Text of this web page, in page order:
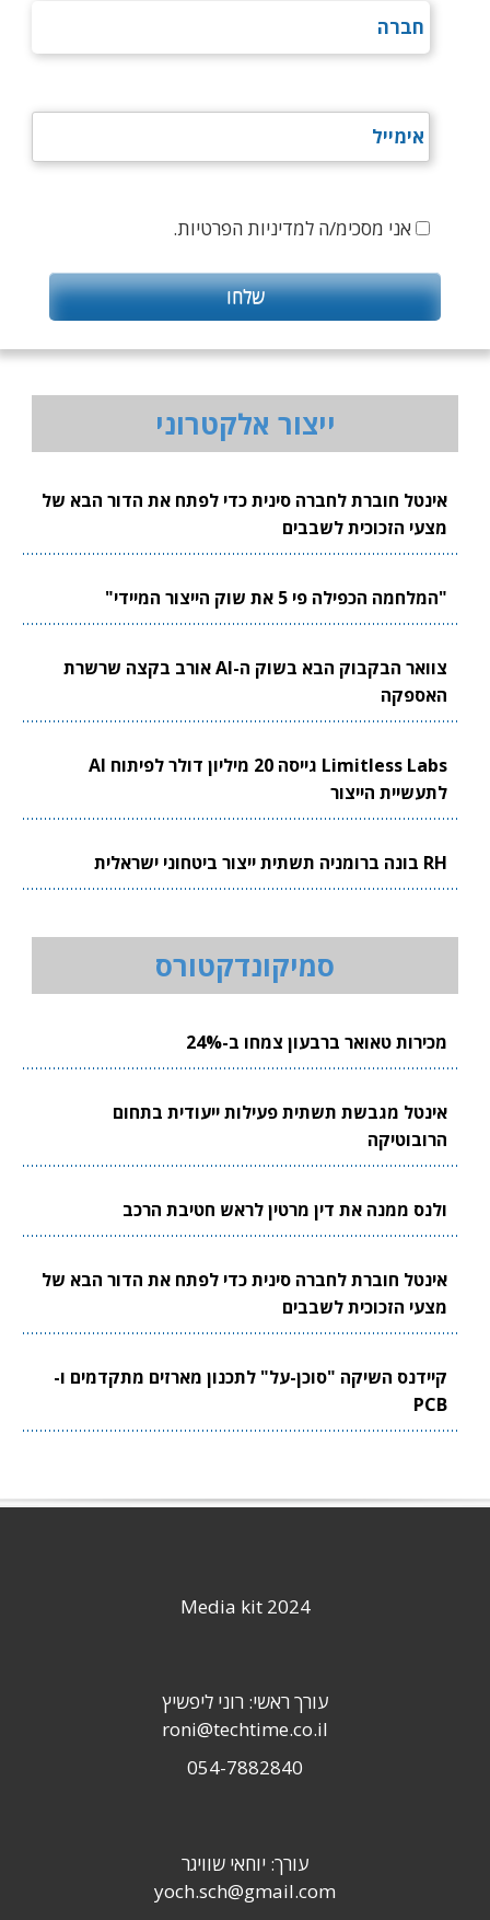
אני מסכימ/ה למדיניות הפרטיות.
ייצור אלקטרוני
אינטל חוברת לחברה סינית כדי לפתח את הדור הבא של
מצעי הזכוכית לשבבים
"המלחמה הכפילה פי 5 את שוק הייצור המיידי"
צוואר הבקבוק הבא בשוק ה-AI אורב בקצה שרשרת
האספקה
Limitless Labs גייסה 20 מיליון דולר לפיתוח AI
לתעשיית הייצור
RH בונה ברומניה תשתית ייצור ביטחוני ישראלית
סמיקונדקטורס
מכירות טאואר ברבעון צמחו ב-24%
אינטל מגבשת תשתית פעילות ייעודית בתחום
הרובוטיקה
ולנס ממנה את דין מרטין לראש חטיבת הרכב
אינטל חוברת לחברה סינית כדי לפתח את הדור הבא של
מצעי הזכוכית לשבבים
קיידנס השיקה "סוכן-על" לתכנון מארזים מתקדמים ו-
PCB
Media kit 2024
עורך ראשי: רוני ליפשיץ
roni@techtime.co.il
054-7882840
עורך: יוחאי שוויגר
yoch.sch@gmail.com